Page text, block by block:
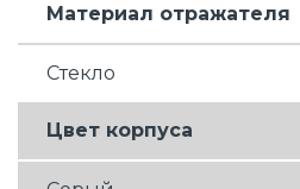
Материал отражателя
Стекло
Цвет корпуса